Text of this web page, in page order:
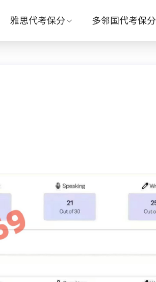
雅思代考保分 多邻国代考保分